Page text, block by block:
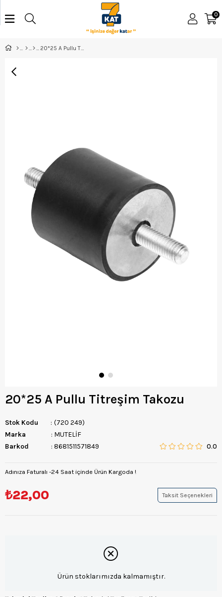
0
20*25 A Pullu Titreşim Takozu
Stok Kodu
(720 249)
Marka
: MUTELİF
Barkod
: 8681511571849 0.0
Adınıza Faturalı -24 Saat içinde Ürün Kargoda !
₺22,00 Taksit Seçenekleri
Ürün stoklarımızda kalmamıştır.